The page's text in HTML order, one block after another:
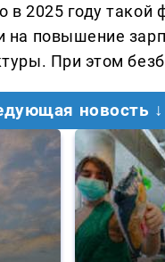
в 2025 году такой
повышение
При этом
новость ↓